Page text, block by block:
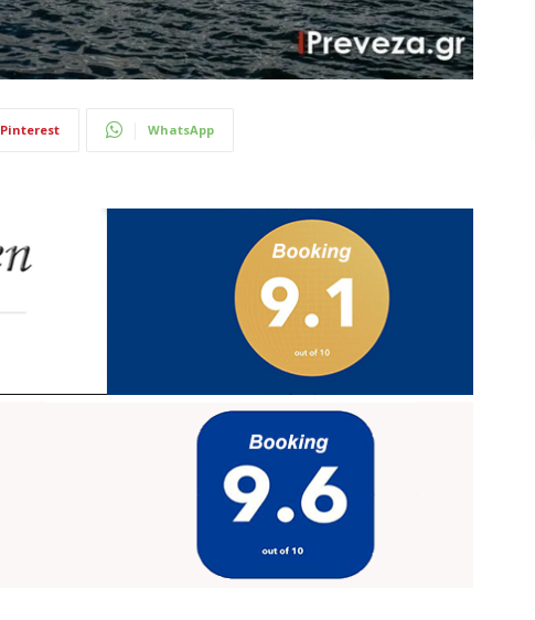
Pinterest WhatsApp